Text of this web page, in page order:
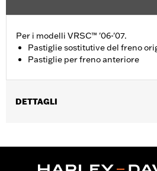
Per i modelli VRSC™ '06-'07.
Pastiglie sostitutive del freno
Pastiglie per freno anteriore
DETTAGLI